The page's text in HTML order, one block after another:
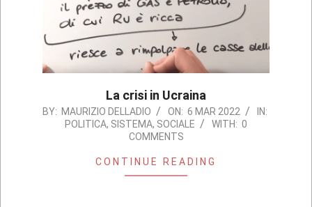
La crisi in Ucraina
2022-
BY: MAURIZIO DELLADIO ON: 6 MAR 2022
IN:
POLITICA, SISTEMA, SOCIALE WITH: 0
COMMENTS
CONTINUE READING